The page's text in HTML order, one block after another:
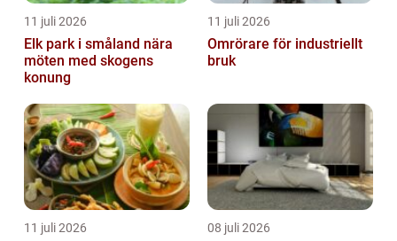
11 juli 2026
Elk park i småland nära
möten med skogens
konung
11 juli 2026
Omrörare för industriellt
bruk
11 juli 2026 08 juli 2026